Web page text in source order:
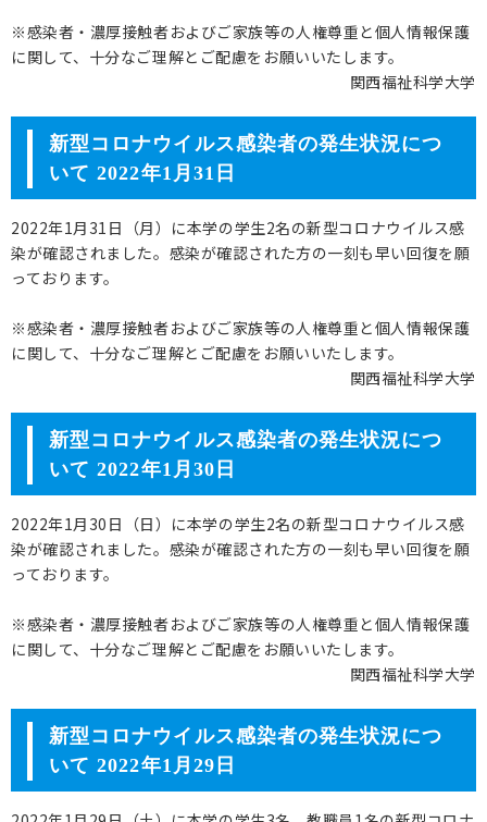
※感染者・濃厚接触者およびご家族等の人権尊重と個人情報保護
に関して、十分なご理解とご配慮をお願いいたします。
関西福祉科学大学
新型コロナウイルス感染者の発生状況につ
いて 2022年1月31日
2022年1月31日（月）に本学の学生2名の新型コロナウイルス感
染が確認されました。感染が確認された方の一刻も早い回復を願
っております。
※感染者・濃厚接触者およびご家族等の人権尊重と個人情報保護
に関して、十分なご理解とご配慮をお願いいたします。
関西福祉科学大学
新型コロナウイルス感染者の発生状況につ
いて 2022年1月30日
2022年1月30日（日）に本学の学生2名の新型コロナウイルス感
染が確認されました。感染が確認された方の一刻も早い回復を願
っております。
※感染者・濃厚接触者およびご家族等の人権尊重と個人情報保護
に関して、十分なご理解とご配慮をお願いいたします。
関西福祉科学大学
新型コロナウイルス感染者の発生状況につ
いて 2022年1月29日